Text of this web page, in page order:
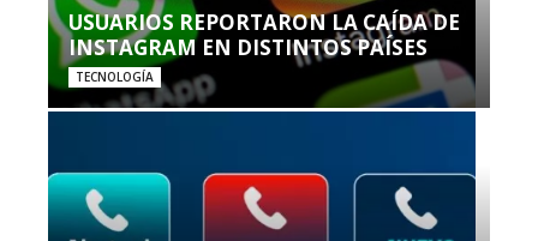
USUARIOS REPORTARON LA CAÍDA DE
INSTAGRAM EN DISTINTOS PAÍSES
TECNOLOGÍA